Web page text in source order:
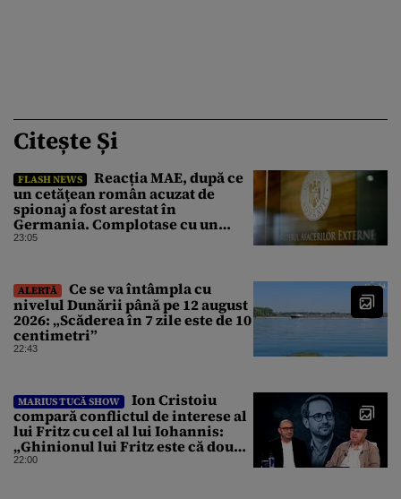
Citește Și
FLASH NEWS
Reacția MAE, după ce
un cetăţean român acuzat de
spionaj a fost arestat în
Germania. Complotase cu un
ucrainean ca să asasineze un
23:05
ALERTĂ
Ce se va întâmpla cu
nivelul Dunării până pe 12 august
2026: „Scăderea în 7 zile este de 10
centimetri”
22:43
MARIUS TUCĂ SHOW
Ion Cristoiu
compară conflictul de interese al
lui Fritz cu cel al lui Iohannis:
„Ghinionul lui Fritz este că două
instanțe l-au declarat
22:00